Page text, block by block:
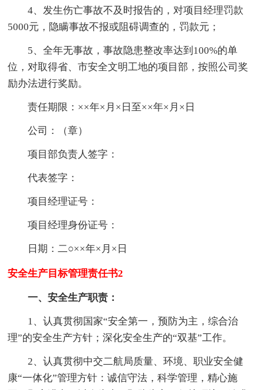
4、发生伤亡事故不及时报告的，对项目经理罚款
5000元，隐瞒事故不报或阻碍调查的，罚款元；
5、全年无事故，事故隐患整改率达到100%的单
位，对取得省、市安全文明工地的项目部，按照公司奖
励办法进行奖励。
责任期限：××年×月×日至××年×月×日
公司：（章）
项目部负责人签字：
代表签字：
项目经理证号：
项目经理身份证号：
日期：二○××年×月×日
安全生产目标管理责任书2
一、安全生产职责：
1、认真贯彻国家“安全第一，预防为主，综合治
理”的安全生产方针；深化安全生产的“双基”工作。
2、认真贯彻中交二航局质量、环境、职业安全健
康“一体化”管理方针：诚信守法，科学管理，精心施